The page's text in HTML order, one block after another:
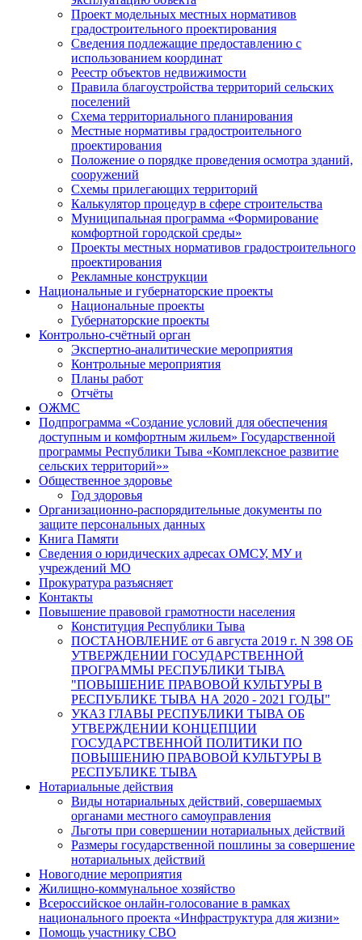
Проект модельных местных нормативов
градостроительного проектирования
Сведения подлежащие предоставлению с
использованием координат
Реестр объектов недвижимости
Правила благоустройства территорий сельских
поселений
Схема территориального планирования
Местные нормативы градостроительного
проектирования
Положение о порядке проведения осмотра зданий,
сооружений
Схемы прилегающих территорий
Калькулятор процедур в сфере строительства
Муниципальная программа «Формирование
комфортной городской среды»
Проекты местных нормативов градостроительного
проектирования
Рекламные конструкции
Национальные и губернаторские проекты
Национальные проекты
Губернаторские проекты
Контрольно-счётный орган
Экспертно-аналитические мероприятия
Контрольные мероприятия
Планы работ
Отчёты
ОЖМС
Подпрограмма «Создание условий для обеспечения
доступным и комфортным жильем» Государственной
программы Республики Тыва «Комплексное развитие
сельских территорий»»
Общественное здоровье
Год здоровья
Организационно-распорядительные документы по
защите персональных данных
Книга Памяти
Сведения о юридических адресах ОМСУ, МУ и
учреждений МО
Прокуратура разъясняет
Контакты
Повышение правовой грамотности населения
Конституция Республики Тыва
ПОСТАНОВЛЕНИЕ от 6 августа 2019 г. N 398 ОБ
УТВЕРЖДЕНИИ ГОСУДАРСТВЕННОЙ
ПРОГРАММЫ РЕСПУБЛИКИ ТЫВА
"ПОВЫШЕНИЕ ПРАВОВОЙ КУЛЬТУРЫ В
РЕСПУБЛИКЕ ТЫВА НА 2020 - 2021 ГОДЫ"
УКАЗ ГЛАВЫ РЕСПУБЛИКИ ТЫВА ОБ
УТВЕРЖДЕНИИ КОНЦЕПЦИИ
ГОСУДАРСТВЕННОЙ ПОЛИТИКИ ПО
ПОВЫШЕНИЮ ПРАВОВОЙ КУЛЬТУРЫ В
РЕСПУБЛИКЕ ТЫВА
Нотариальные действия
Виды нотариальных действий, совершаемых
органами местного самоуправления
Льготы при совершении нотариальных действий
Размеры государственной пошлины за совершение
нотариальных действий
Новогодние мероприятия
Жилищно-коммунальное хозяйство
Всероссийское онлайн-голосование в рамках
национального проекта «Инфраструктура для жизни»
Помощь участнику СВО